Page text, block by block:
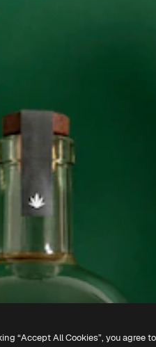
“Accept All Cookies”, you agree